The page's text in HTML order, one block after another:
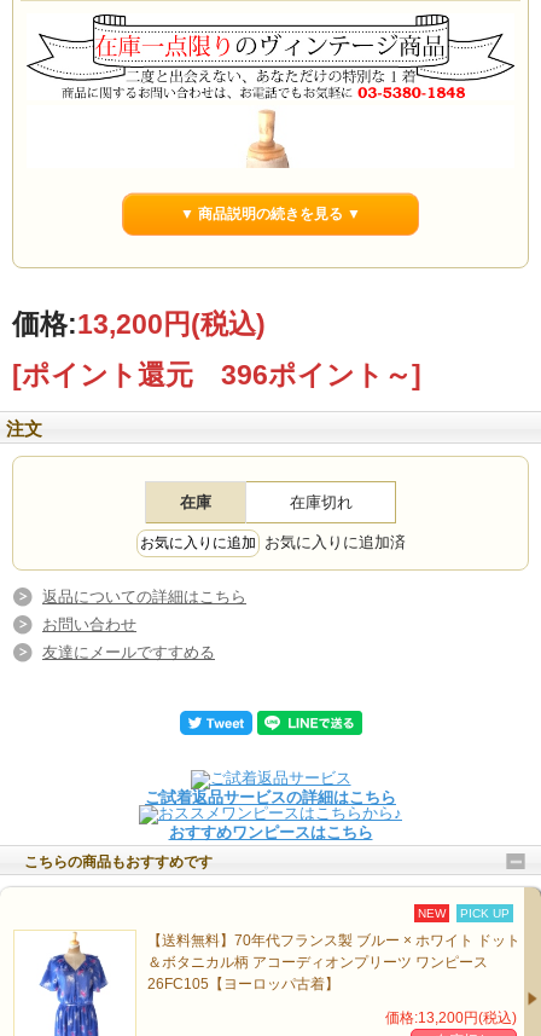
▼ 商品説明の続きを見る ▼
価格:13,200円(税込)
[ポイント還元 396ポイント～]
注文
在庫 在庫切れ
お気に入りに追加済
返品についての詳細はこちら
お問い合わせ
友達にメールですすめる
ご試着返品サービスの詳細はこちら
おすすめワンピースはこちら
こちらの商品もおすすめです
NEW PICK UP
【送料無料】70年代フランス製 ブルー × ホワイト ドット
＆ボタニカル柄 アコーディオンプリーツ ワンピース
26FC105【ヨーロッパ古着】
価格:13,200円(税込)